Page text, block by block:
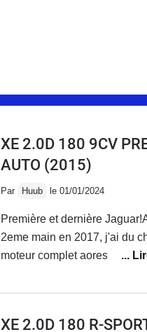
XE 2.0D 180 9CV
AUTO (2015)
Par Huub le 01/01/2024
Première et dernière
2eme main en 2017, j'ai du
moteur complet aores
coussins de bielle, turbo et
bord resemble a un arbre de
XE 2.0D 180 R-